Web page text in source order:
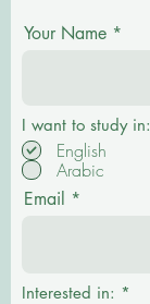
Your Name
I want to study in:
English
Arabic
Email
Interested in: *